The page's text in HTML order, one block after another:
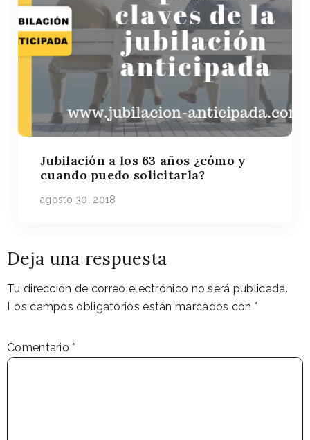
Jubilación a los 63 años ¿cómo y
cuando puedo solicitarla?
agosto 30, 2018
Deja una respuesta
Tu dirección de correo electrónico no será publicada.
Los campos obligatorios están marcados con *
Comentario*